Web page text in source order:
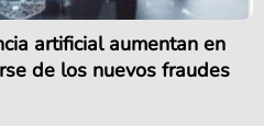
artificial aumentan en
de los nuevos fraudes